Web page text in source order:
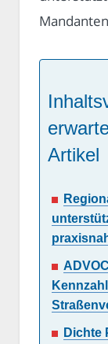
Artikel
Dichte